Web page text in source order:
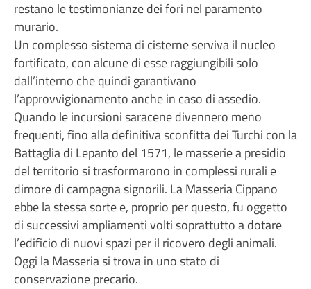
restano le testimonianze dei fori nel paramento
murario.
Un complesso sistema di cisterne serviva il nucleo
fortificato, con alcune di esse raggiungibili solo
dall’interno che quindi garantivano
l’approvvigionamento anche in caso di assedio.
Quando le incursioni saracene divennero meno
frequenti, fino alla definitiva sconfitta dei Turchi con la
Battaglia di Lepanto del 1571, le masserie a presidio
del territorio si trasformarono in complessi rurali e
dimore di campagna signorili. La Masseria Cippano
ebbe la stessa sorte e, proprio per questo, fu oggetto
di successivi ampliamenti volti soprattutto a dotare
l’edificio di nuovi spazi per il ricovero degli animali.
Oggi la Masseria si trova in uno stato di
conservazione precario.